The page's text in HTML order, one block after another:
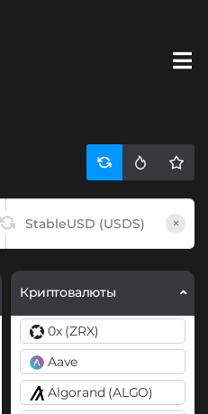
×
Криптовалюты
0x (ZRX)
Aave
Algorand (ALGO)